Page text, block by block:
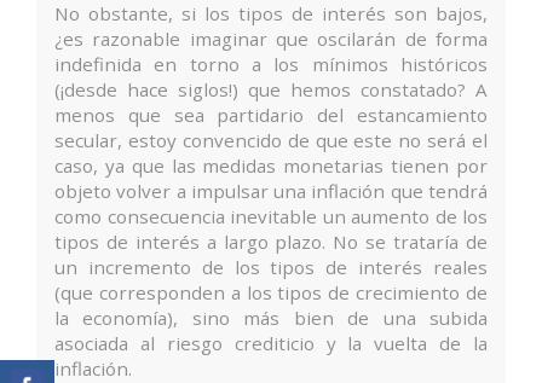
No obstante, si los tipos de interés son bajos,
¿es razonable imaginar que oscilarán de forma
indefinida en torno a los mínimos históricos
(¡desde hace siglos!) que hemos constatado? A
menos que sea partidario del estancamiento
secular, estoy convencido de que este no será el
caso, ya que las medidas monetarias tienen por
objeto volver a impulsar una inflación que tendrá
como consecuencia inevitable un aumento de los
tipos de interés a largo plazo. No se trataría de
un incremento de los tipos de interés reales
(que corresponden a los tipos de crecimiento de
la economía), sino más bien de una subida
asociada al riesgo crediticio y la vuelta de la
inflación.